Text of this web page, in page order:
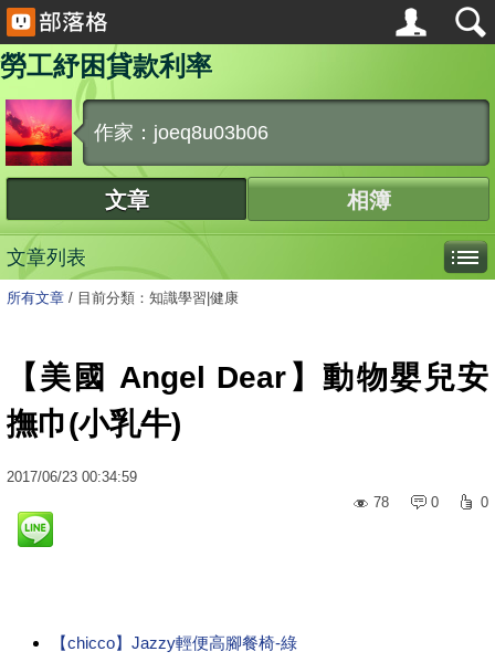
勞工紓困貸款利率
作家：joeq8u03b06
文章 相簿
文章列表
所有文章 / 目前分類：知識學習|健康
【美國 Angel Dear】動物嬰兒安
撫巾(小乳牛)
2017/06/23 00:34:59
78
0 0
【chicco】Jazzy輕便高腳餐椅-綠